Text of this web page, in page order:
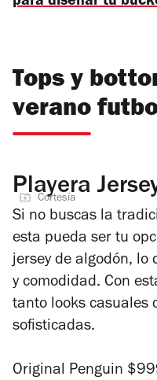
Tops y
verano
Playera
Cortesía
Si no buscas la
esta pueda ser tu
jersey de algodón, lo
y comodidad. Con
tanto looks casuales
sofisticadas.
Original Penguin